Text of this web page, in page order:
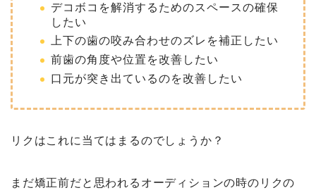
デコボコを解消するためのスペースの確保
したい
上下の歯の咬み合わせのズレを補正したい
前歯の角度や位置を改善したい
口元が突き出ているのを改善したい
リクはこれに当てはまるのでしょうか？
まだ矯正前だと思われるオーディションの時のリクの